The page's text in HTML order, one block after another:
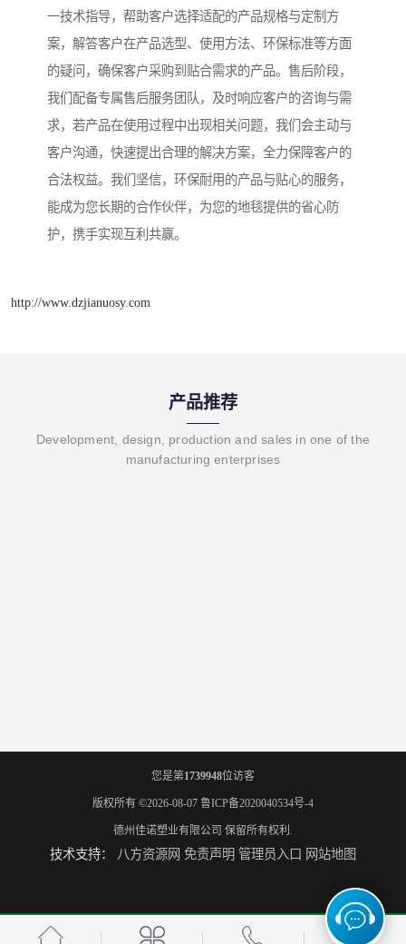
一技术指导，帮助客户选择适配的产品规格与定制方
案，解答客户在产品选型、使用方法、环保标准等方面
的疑问，确保客户采购到贴合需求的产品。售后阶段，
我们配备专属售后服务团队，及时响应客户的咨询与需
求，若产品在使用过程中出现相关问题，我们会主动与
客户沟通，快速提出合理的解决方案，全力保障客户的
合法权益。我们坚信，环保耐用的产品与贴心的服务，
能成为您长期的合作伙伴，为您的地毯提供的省心防
护，携手实现互利共赢。
http://www.dzjianuosy.com
产品推荐
Development, design, production and sales in one of the
manufacturing enterprises
您是第1739948位访客
版权所有 ©2026-08-07 鲁ICP备2020040534号-4
德州佳诺塑业有限公司 保留所有权利.
技术支持： 八方资源网 免责声明 管理员入口 网站地图